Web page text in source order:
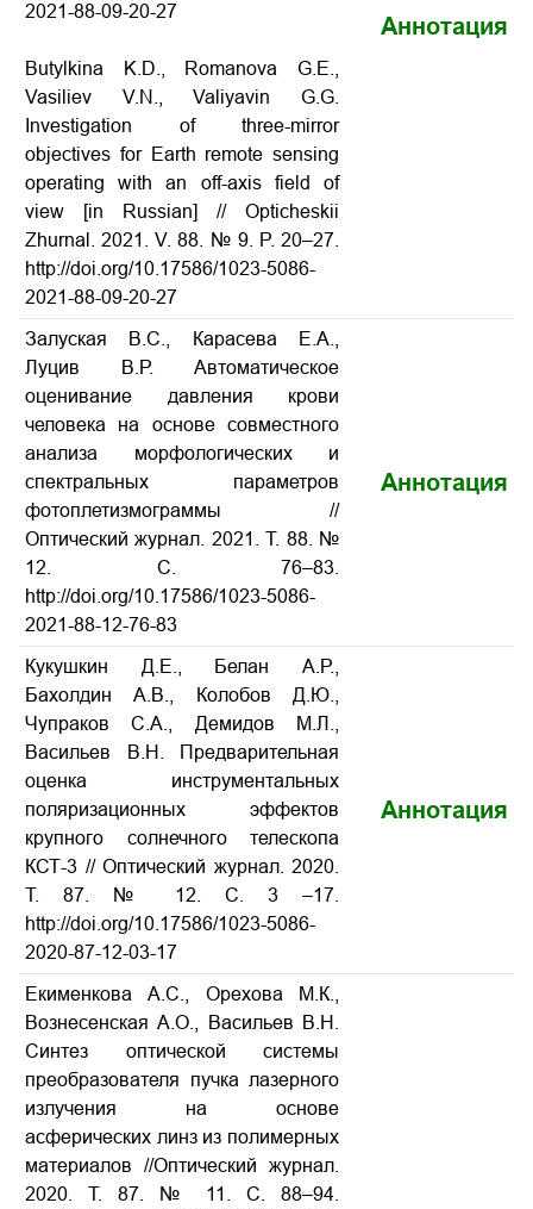
2021-88-09-20-27
Butylkina K.D., Romanova G.E.,
Vasiliev V.N., Valiyavin G.G.
Investigation of three-mirror
objectives for Earth remote sensing
operating with an off-axis field of
view [in Russian] // Opticheskii
Zhurnal. 2021. V. 88. № 9. P. 20–27.
http://doi.org/10.17586/1023-5086-
2021-88-09-20-27
Аннотация
Залуская В.С., Карасева Е.А.,
Луцив В.Р. Автоматическое
оценивание давления крови
человека на основе совместного
анализа морфологических и
спектральных параметров
фотоплетизмограммы //
Оптический журнал. 2021. Т. 88. №
12. С. 76–83.
http://doi.org/10.17586/1023-5086-
2021-88-12-76-83
Аннотация
Кукушкин Д.Е., Белан А.Р.,
Бахолдин А.В., Колобов Д.Ю.,
Чупраков С.А., Демидов М.Л.,
Васильев В.Н. Предварительная
оценка инструментальных
поляризационных эффектов
крупного солнечного телескопа
КСТ-3 // Оптический журнал. 2020.
Т. 87. № 12. С. 3
–17.
http://doi.org/10.17586/1023-5086-
2020-87-12-03-17
Аннотация
Екименкова А.С., Орехова М.К.,
Вознесенская А.О., Васильев В.Н.
Синтез оптической системы
преобразователя пучка лазерного
излучения на основе
асферических линз из полимерных
материалов //Оптический журнал.
2020. Т. 87. № 11. С. 88–94.